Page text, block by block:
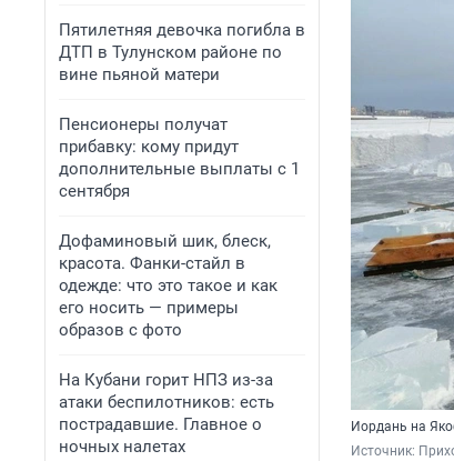
Пятилетняя девочка погибла в
ДТП в Тулунском районе по
вине пьяной матери
Пенсионеры получат
прибавку: кому придут
дополнительные выплаты с 1
сентября
Дофаминовый шик, блеск,
красота. Фанки-стайл в
одежде: что это такое и как
его носить — примеры
образов с фото
На Кубани горит НПЗ из-за
атаки беспилотников: есть
пострадавшие. Главное о
ночных налетах
Иордань на
Источник: